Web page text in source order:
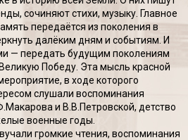
сочиняют стихи, музыку. Главное
передаётся из поколения в
далёким дням и событиям. И
— передать будущим поколениям
Победу. Эта мысль красной
в ходе которого
слушали воспоминания
и В.В.Петровской, детство
военные годы.
громкие чтения, воспоминания